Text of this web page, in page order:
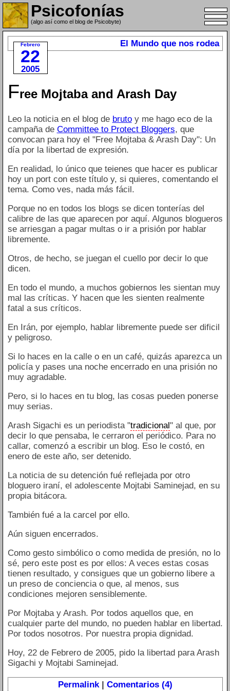
Psicofonías
(algo así como el blog de Psicobyte)
Febrero
22
2005
El Mundo que nos rodea
Free Mojtaba and Arash Day
Leo la noticia en el blog de brutoy me hago eco de la
campaña de Committee to Protect Bloggers, que
convocan para hoy el "Free Mojtaba & Arash Day": Un
día por la libertad de expresión.
En realidad, lo único que teienes que hacer es publicar
hoy un port con este título y, si quieres, comentando el
tema. Como ves, nada más fácil.
Porque no en todos los blogs se dicen tonterías del
calibre de las que aparecen por aquí. Algunos blogueros
se arriesgan a pagar multas o ir a prisión por hablar
libremente.
Otros, de hecho, se juegan el cuello por decir lo que
dicen.
En todo el mundo, a muchos gobiernos les sientan muy
mal las críticas. Y hacen que les sienten realmente
fatal a sus críticos.
En Irán, por ejemplo, hablar libremente puede ser dificil
y peligroso.
Si lo haces en la calle o en un café, quizás aparezca un
policía y pases una noche encerrado en una prisión no
muy agradable.
Pero, si lo haces en tu blog, las cosas pueden ponerse
muy serias.
Arash Sigachi es un periodista "tradicional" al que, por
decir lo que pensaba, le cerraron el periódico. Para no
callar, comenzó a escribir un blog. Eso le costó, en
enero de este año, ser detenido.
La noticia de su detención fué reflejada por otro
bloguero iraní, el adolescente Mojtabi Saminejad, en su
propia bitácora.
También fué a la carcel por ello.
Aún siguen encerrados.
Como gesto simbólico o como medida de presión, no lo
sé, pero este post es por ellos: A veces estas cosas
tienen resultado, y consigues que un gobierno libere a
un preso de conciencia o que, al menos, sus
condiciones mejoren sensiblemente.
Por Mojtaba y Arash. Por todos aquellos que, en
cualquier parte del mundo, no pueden hablar en libertad.
Por todos nosotros. Por nuestra propia dignidad.
Hoy, 22 de Febrero de 2005, pido la libertad para Arash
Sigachi y Mojtabi Saminejad.
Permalink| Comentarios (4)